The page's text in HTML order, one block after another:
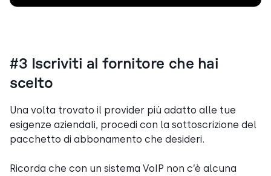
#3 Iscriviti al fornitore che hai
scelto
Una volta trovato il provider più adatto alle tue
esigenze aziendali, procedi con la sottoscrizione del
pacchetto di abbonamento che desideri.
Ricorda che con un sistema VoIP non c’è alcuna